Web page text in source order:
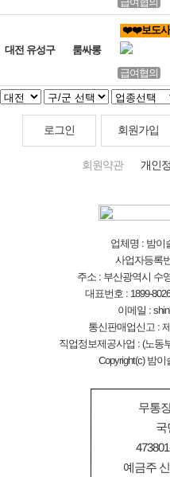
대전 유성구 룸싸롱
❤️❤️보도사
급여협의
로그인 회원가입
회원약관 개인
업체명 : 밤이
사업자등록
주소 : 부산광역시 수
대표번호 : 1899-
이메일 :
통신판매업신고 :
직업정보제공사업 : (노동
Copyright(c) 밤이
무통
국
예금주